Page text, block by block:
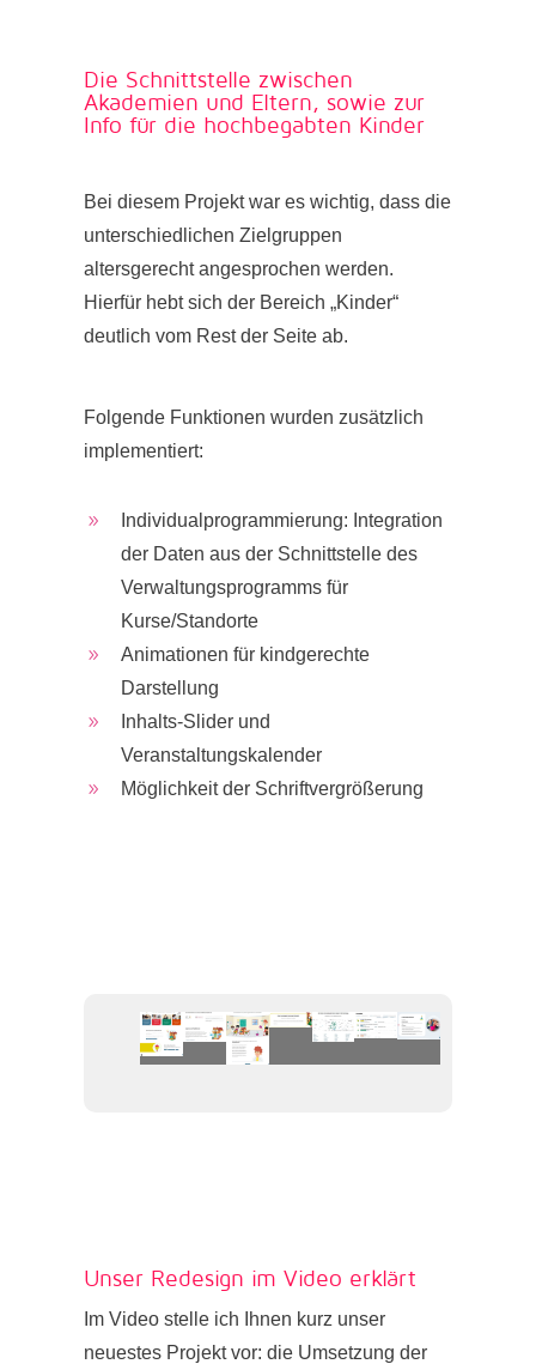
Die Schnittstelle zwischen
Akademien und Eltern, sowie zur
Info für die hochbegabten Kinder
Bei diesem Projekt war es wichtig, dass die
unterschiedlichen Zielgruppen
altersgerecht angesprochen werden.
Hierfür hebt sich der Bereich „Kinder“
deutlich vom Rest der Seite ab.
Folgende Funktionen wurden zusätzlich
implementiert:
9
Individualprogrammierung: Integration
der Daten aus der Schnittstelle des
Verwaltungsprogramms für
Kurse/Standorte
9
Animationen für kindgerechte
Darstellung
9
Inhalts-Slider und
Veranstaltungskalender
9 Möglichkeit der Schriftvergrößerung
Unser Redesign im Video erklärt
Im Video stelle ich Ihnen kurz unser
neuestes Projekt vor: die Umsetzung der